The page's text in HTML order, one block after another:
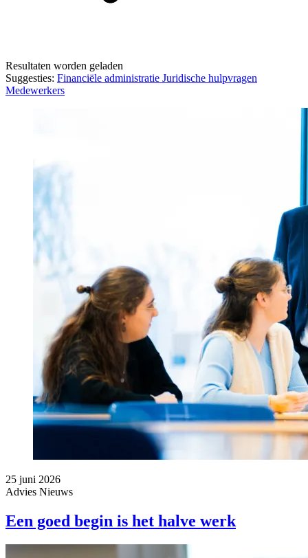
Resultaten worden geladen
Suggesties: Financiële administratie Juridische hulpvragen
Medewerkers
25 juni 2026
Advies Nieuws
Een goed begin is het halve werk